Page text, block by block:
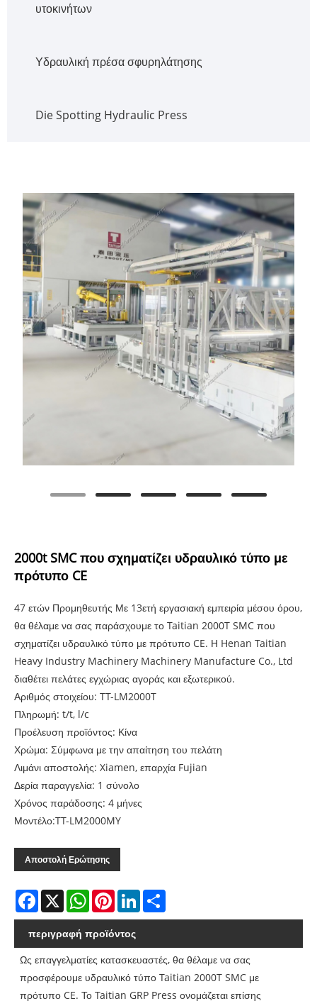
υτοκινήτων
Υδραυλική πρέσα σφυρηλάτησης
Die Spotting Hydraulic Press
2000t SMC που σχηματίζει υδραυλικό τύπο με
πρότυπο CE
47 ετών Προμηθευτής Με 13ετή εργασιακή εμπειρία μέσου όρου,
θα θέλαμε να σας παράσχουμε το Taitian 2000T SMC που
σχηματίζει υδραυλικό τύπο με πρότυπο CE. Η Henan Taitian
Heavy Industry Machinery Machinery Manufacture Co., Ltd
διαθέτει πελάτες εγχώριας αγοράς και εξωτερικού.
Αριθμός στοιχείου: TT-LM2000T
Πληρωμή: t/t, l/c
Προέλευση προϊόντος: Κίνα
Χρώμα: Σύμφωνα με την απαίτηση του πελάτη
Λιμάνι αποστολής: Xiamen, επαρχία Fujian
Δερία παραγγελία: 1 σύνολο
Χρόνος παράδοσης: 4 μήνες
Μοντέλο:TT-LM2000MY
Αποστολή Ερώτησης
Facebook
X WhatsAppPinterestLinkedIn
περιγραφή προϊόντος
Ως επαγγελματίες κατασκευαστές, θα θέλαμε να σας
προσφέρουμε υδραυλικό τύπο Taitian 2000T SMC με
πρότυπο CE. Το Taitian GRP Press ονομάζεται επίσης